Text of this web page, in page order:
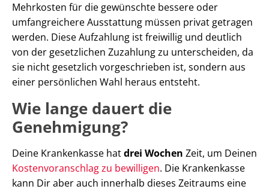
Mehrkosten für die gewünschte bessere oder
umfangreichere Ausstattung müssen privat getragen
werden. Diese Aufzahlung ist freiwillig und deutlich
von der gesetzlichen Zuzahlung zu unterscheiden, da
sie nicht gesetzlich vorgeschrieben ist, sondern aus
einer persönlichen Wahl heraus entsteht.
Wie lange dauert die
Genehmigung?
Deine Krankenkasse hatdrei Wochen Zeit, um Deinen
Kostenvoranschlag zu bewilligen. Die Krankenkasse
kann Dir aber auch innerhalb dieses Zeitraums eine